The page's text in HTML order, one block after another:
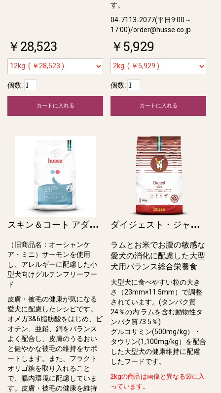
￥28,523
個数:
カートに入れる
す。
04-7113-2077(平日9:00～
17:00)/order@husse.co.jp
￥5,929
個数:
カートに入れる
ス
キン＆コート アダルト スモール / Skin & Coat Adult, small breeds（旧オーシャンケア・ミニ）
（旧商品名：オーシャンケ
ア・ミニ）サーモンを使用
し、アレルギーに配慮した⼩
型⽝向けグルテンフリーフー
ド
皮膚・被⽑の健康が気になる
愛⽝に配慮したレシピです。
オメガ3&6脂肪酸をはじめ、ビ
オチン、亜鉛、銅をバランス
よく配合し、⽪膚のうるおい
と健やかな被⽑の維持をサポ
ートします。また、フラクト
オリゴ糖を取り⼊れること
で、腸内環境に配慮していま
す。⽪膚・被⽑の健康を維持
ダ
イジェスト・ジャイアント / Digest Giant
ラムとお米でお腹の敏感な
愛犬の消化に配慮した大型
犬用バランス総合栄養食
大型犬に食べやすい粒の大き
さ（23mm×11.5mm）で調整
されています。(タンパク質
24％の内:ラムを含む動物性タ
ンパク質73.5％)
グルコサミン(500mg/kg）・
タウリン(1,100mg/kg）を配合
した大型犬の健康維持に配慮
したフードです。
2kgの商品は画像と異なる袋に入
っています。